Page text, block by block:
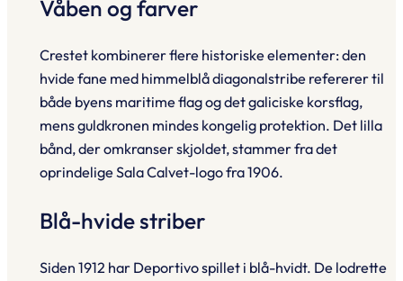
Våben og farver
Crestet kombinerer flere historiske elementer: den
hvide fane med himmelblå diagonalstribe refererer til
både byens maritime flag og det galiciske korsflag,
mens guldkronen mindes kongelig protektion. Det lilla
bånd, der omkranser skjoldet, stammer fra det
oprindelige Sala Calvet-logo fra 1906.
Blå-hvide striber
Siden 1912 har Deportivo spillet i blå-hvidt. De lodrette